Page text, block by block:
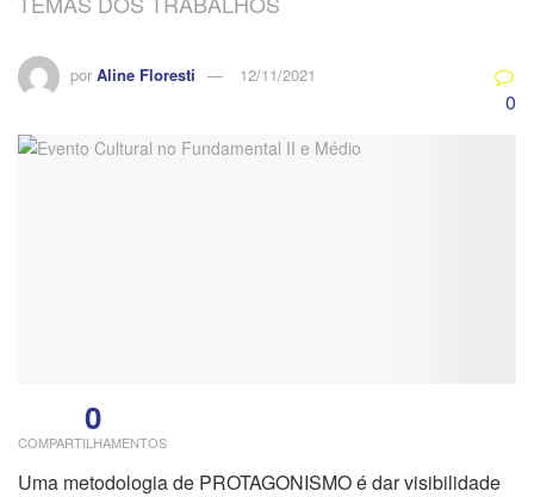
por Aline Floresti 12/11/2021
0
0
COMPARTILHAMENTOS
Uma metodologia de PROTAGONISMO é dar visibilidade